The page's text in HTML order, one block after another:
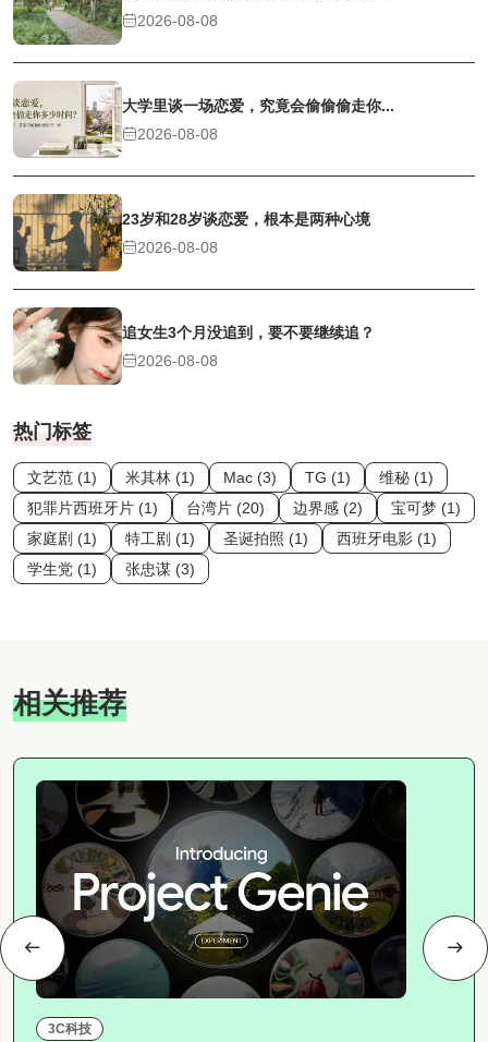
2026-08-08
大学里谈一场恋爱，究竟会偷偷偷走你...
2026-08-08
23岁和28岁谈恋爱，根本是两种心境
2026-08-08
追女生3个月没追到，要不要继续追？
2026-08-08
热门标签
文艺范 (1) 米其林 (1) Mac (3) TG (1)
维秘 (1)
犯罪片西班牙片 (1)
台湾片 (20) 边界感 (2)
宝可梦 (1)
家庭剧 (1)
特工剧 (1) 圣诞拍照 (1)
西班牙电影 (1)
学生党 (1)
张忠谋 (3)
相关推荐
3C科技